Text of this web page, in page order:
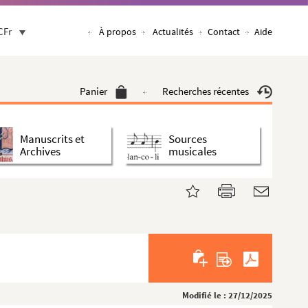
À propos Actualités Contact Aide
Panier Recherches récentes
Manuscrits et
Archives
Sources
musicales
Modifié le : 27/12/2025